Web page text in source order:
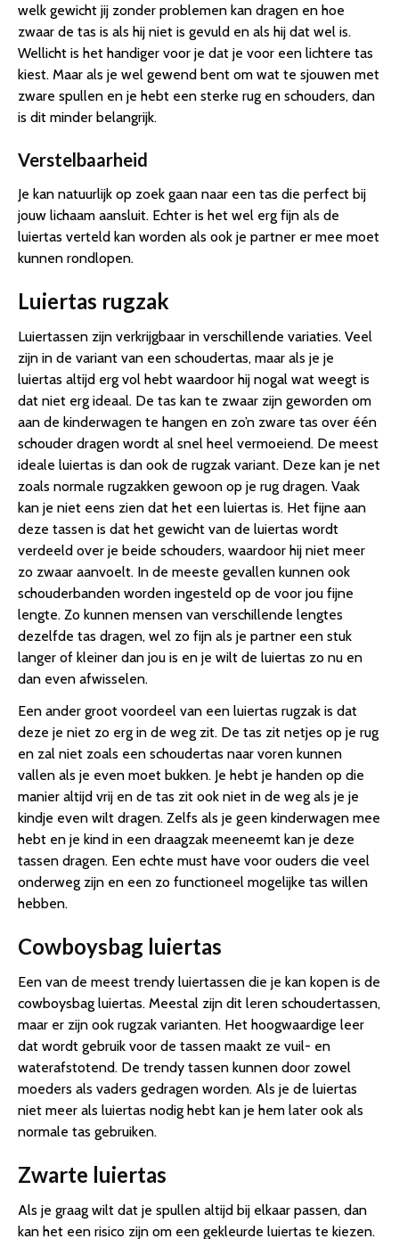
welk gewicht jij zonder problemen kan dragen en hoe
zwaar de tas is als hij niet is gevuld en als hij dat wel is.
Wellicht is het handiger voor je dat je voor een lichtere tas
kiest. Maar als je wel gewend bent om wat te sjouwen met
zware spullen en je hebt een sterke rug en schouders, dan
is dit minder belangrijk.
Verstelbaarheid
Je kan natuurlijk op zoek gaan naar een tas die perfect bij
jouw lichaam aansluit. Echter is het wel erg fijn als de
luiertas verteld kan worden als ook je partner er mee moet
kunnen rondlopen.
Luiertas rugzak
Luiertassen zijn verkrijgbaar in verschillende variaties. Veel
zijn in de variant van een schoudertas, maar als je je
luiertas altijd erg vol hebt waardoor hij nogal wat weegt is
dat niet erg ideaal. De tas kan te zwaar zijn geworden om
aan de kinderwagen te hangen en zo’n zware tas over één
schouder dragen wordt al snel heel vermoeiend. De meest
ideale luiertas is dan ook de rugzak variant. Deze kan je net
zoals normale rugzakken gewoon op je rug dragen. Vaak
kan je niet eens zien dat het een luiertas is. Het fijne aan
deze tassen is dat het gewicht van de luiertas wordt
verdeeld over je beide schouders, waardoor hij niet meer
zo zwaar aanvoelt. In de meeste gevallen kunnen ook
schouderbanden worden ingesteld op de voor jou fijne
lengte. Zo kunnen mensen van verschillende lengtes
dezelfde tas dragen, wel zo fijn als je partner een stuk
langer of kleiner dan jou is en je wilt de luiertas zo nu en
dan even afwisselen.
Een ander groot voordeel van een luiertas rugzak is dat
deze je niet zo erg in de weg zit. De tas zit netjes op je rug
en zal niet zoals een schoudertas naar voren kunnen
vallen als je even moet bukken. Je hebt je handen op die
manier altijd vrij en de tas zit ook niet in de weg als je je
kindje even wilt dragen. Zelfs als je geen kinderwagen mee
hebt en je kind in een draagzak meeneemt kan je deze
tassen dragen. Een echte must have voor ouders die veel
onderweg zijn en een zo functioneel mogelijke tas willen
hebben.
Cowboysbag luiertas
Een van de meest trendy luiertassen die je kan kopen is de
cowboysbag luiertas. Meestal zijn dit leren schoudertassen,
maar er zijn ook rugzak varianten. Het hoogwaardige leer
dat wordt gebruik voor de tassen maakt ze vuil- en
waterafstotend. De trendy tassen kunnen door zowel
moeders als vaders gedragen worden. Als je de luiertas
niet meer als luiertas nodig hebt kan je hem later ook als
normale tas gebruiken.
Zwarte luiertas
Als je graag wilt dat je spullen altijd bij elkaar passen, dan
kan het een risico zijn om een gekleurde luiertas te kiezen.